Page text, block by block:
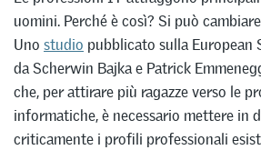
uomini. Perché è così? Si può
Uno studio pubblicato sulla European
da Scherwin Bajka e Patrick
che, per attirare più ragazze verso le
informatiche, è necessario mettere in
criticamente i profili professionali